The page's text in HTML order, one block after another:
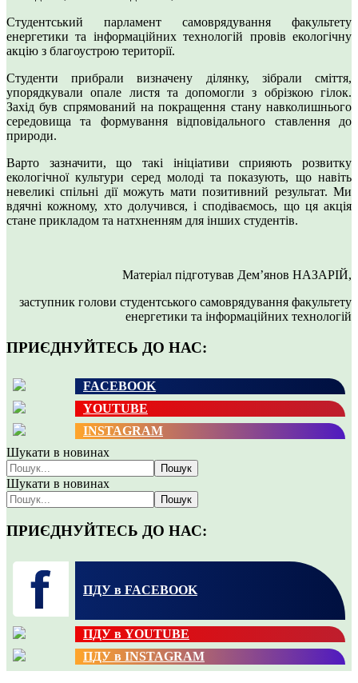
Студентський парламент самоврядування факультету
енергетики та інформаційних технологій провів екологічну
акцію з благоустрою території.
Студенти прибрали визначену ділянку, зібрали сміття,
упорядкували опале листя та допомогли з обрізкою гілок.
Захід був спрямований на покращення стану навколишнього
середовища та формування відповідального ставлення до
природи.
Варто зазначити, що такі ініціативи сприяють розвитку
екологічної культури серед молоді та показують, що навіть
невеликі спільні дії можуть мати позитивний результат. Ми
вдячні кожному, хто долучився, і сподіваємось, що ця акція
стане прикладом та натхненням для інших студентів.
Матеріал підготував Дем’янов НАЗАРІЙ,
заступник голови студентського самоврядування факультету
енергетики та інформаційних технологій
ПРИЄДНУЙТЕСЬ ДО НАС:
FACEBOOK
YOUTUBE
INSTAGRAM
Шукати в новинах
Пошук
Шукати в новинах
Пошук
ПРИЄДНУЙТЕСЬ ДО НАС:
ПДУ в FACEBOOK
ПДУ в YOUTUBE
ПДУ в INSTAGRAM